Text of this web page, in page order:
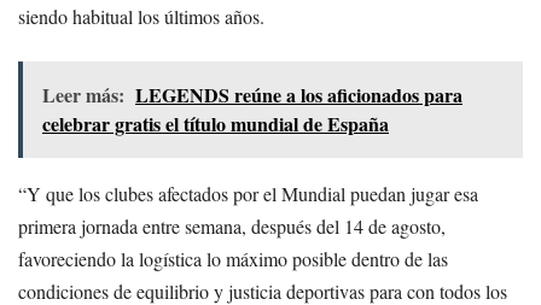
siendo habitual los últimos años.
Leer más: LEGENDS reúne a los aficionados para
celebrar gratis el título mundial de España
“Y que los clubes afectados por el Mundial puedan jugar esa
primera jornada entre semana, después del 14 de agosto,
favoreciendo la logística lo máximo posible dentro de las
condiciones de equilibrio y justicia deportivas para con todos los